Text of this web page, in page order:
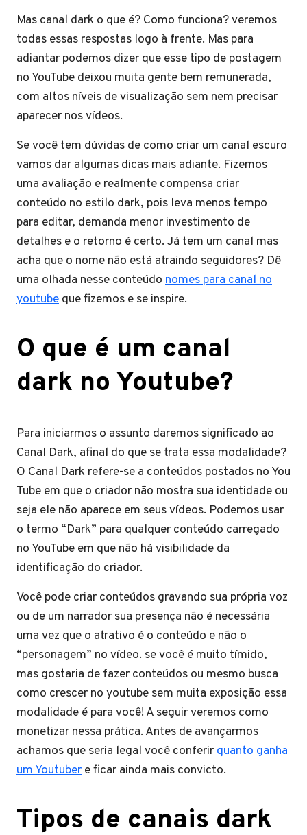
Mas canal dark o que é? Como funciona? veremos
todas essas respostas logo à frente. Mas para
adiantar podemos dizer que esse tipo de postagem
no YouTube deixou muita gente bem remunerada,
com altos níveis de visualização sem nem precisar
aparecer nos vídeos.
Se você tem dúvidas de como criar um canal escuro
vamos dar algumas dicas mais adiante. Fizemos
uma avaliação e realmente compensa criar
conteúdo no estilo dark, pois leva menos tempo
para editar, demanda menor investimento de
detalhes e o retorno é certo. Já tem um canal mas
acha que o nome não está atraindo seguidores? Dê
uma olhada nesse conteúdo nomes para canal no
youtube que fizemos e se inspire.
O que é um canal
dark no Youtube?
Para iniciarmos o assunto daremos significado ao
Canal Dark, afinal do que se trata essa modalidade?
O Canal Dark refere-se a conteúdos postados no You
Tube em que o criador não mostra sua identidade ou
seja ele não aparece em seus vídeos. Podemos usar
o termo “Dark” para qualquer conteúdo carregado
no YouTube em que não há visibilidade da
identificação do criador.
Você pode criar conteúdos gravando sua própria voz
ou de um narrador sua presença não é necessária
uma vez que o atrativo é o conteúdo e não o
“personagem” no vídeo. se você é muito tímido,
mas gostaria de fazer conteúdos ou mesmo busca
como crescer no youtube sem muita exposição essa
modalidade é para você! A seguir veremos como
monetizar nessa prática. Antes de avançarmos
achamos que seria legal você conferirquanto ganha
um Youtuber e ficar ainda mais convicto.
Tipos de canais dark